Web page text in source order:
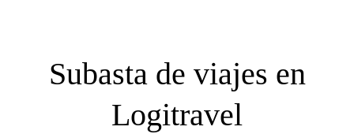
Subasta de viajes en
Logitravel